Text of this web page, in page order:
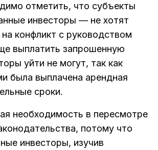
отметить, что субъекты
инвесторы — не хотят
конфликт с руководством
выплатить запрошенную
уйти не могут, так как
была выплачена арендная
сроки.
необходимость в пересмотре
потому что
инвесторы, изучив